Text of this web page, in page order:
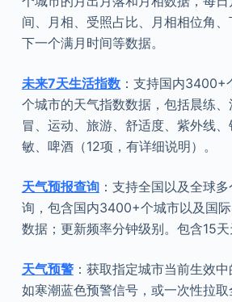
间、月相、受照占比、月相相位角、
下一个满月时间等数据。
未来7天生活指数：支持国内3400+
个城市的天气指数数据，包括晨练
冒、运动、旅游、舒适度、紫外线
敏、啤酒（12项，有详细说明）。
天气预报查询：支持全国以及全球
询，包含国内3400+个城市以及国
数据；更新频率分钟级别。包含15天
天气预警：获取指定城市当前生效中
如寒潮蓝色预警信号，或一次性拉